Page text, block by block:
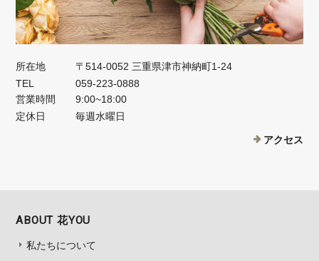
所在地
〒514-0052 三重県津市神納町1-24
TEL
059-223-0888
営業時間
9:00~18:00
定休日
毎週水曜日
アクセス
ABOUT 花YOU
私たちについて